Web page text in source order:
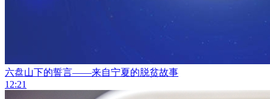
六盘山下的誓言——来自宁夏的脱贫故事
12:21